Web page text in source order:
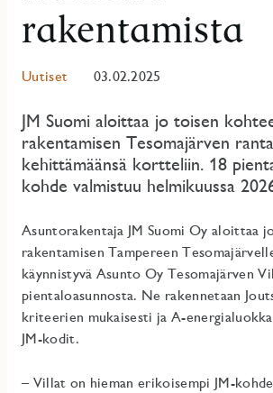
rakentamista
Uutiset 03.02.2025
JM Suomi aloittaa jo toisen
rakentamisen Tesomajärven
kehittämäänsä kortteliin. 18
kohde valmistuu helmikuussa
Asuntorakentaja JM Suomi Oy aloittaa
rakentamisen Tampereen
käynnistyvä Asunto Oy Tesomajärven
pientaloasunnosta. Ne rakennetaan
kriteerien mukaisesti ja A-
JM-kodit.
– Villat on hieman erikoisempi JM-